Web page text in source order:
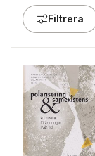
Filtrera